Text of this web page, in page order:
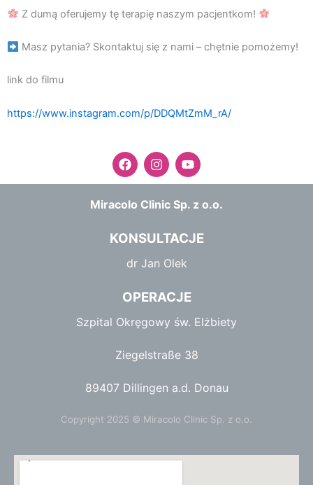
Z dumą oferujemy tę terapię naszym pacjentkom!
Masz pytania? Skontaktuj się z nami – chętnie pomożemy!
link do filmu
https://www.instagram.com/p/DDQMtZmM_rA/
F
a
c
b
o
k
I
n
s
a
r
a
m
Y
o
u
u
e
Miracolo Clinic Sp. z o.o.
KONSULTACJE
dr Jan Olek
OPERACJE
Szpital Okręgowy św. Elżbiety
Ziegelstraße 38
89407 Dillingen a.d. Donau
Copyright 2025 © Miracolo Clinic Sp. z o.o.